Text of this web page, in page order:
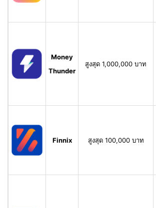
Money
Thunder
สูงสุด 1,000,000 บาท
Finnix สูงสุด 100,000 บาท